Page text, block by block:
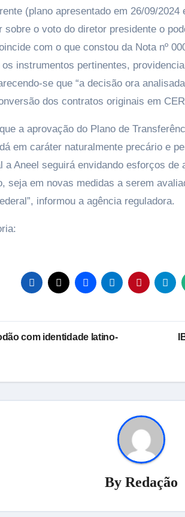
(plano apresentado em 26/09/
sobre o voto do diretor presidente o
com o que constou da Nota nº
instrumentos pertinentes,
se que “a decisão ora
dos contratos originais em
a aprovação do Plano de
em caráter naturalmente precário e
a Aneel seguirá envidando esforços
seja em novas medidas a serem
informou a agência reguladora.
com identidade latino-
By Redação